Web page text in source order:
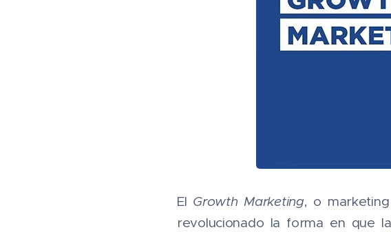
El Growth Marketing, o
revolucionado la forma en que